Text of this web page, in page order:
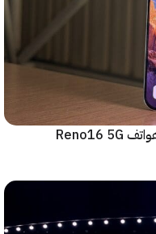
شركة Oppo تكشف النقاب عن سلسلة هواتف Reno16 5G